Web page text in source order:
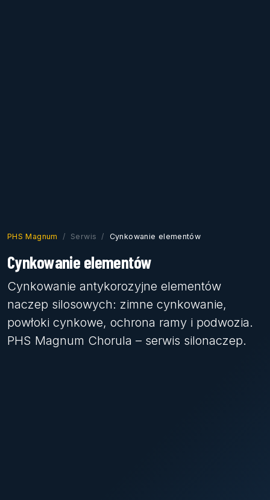
PHS Magnum Serwis Cynkowanie elementów
Cynkowanie elementów
Cynkowanie antykorozyjne elementów
naczep silosowych: zimne cynkowanie,
powłoki cynkowe, ochrona ramy i podwozia.
PHS Magnum Chorula – serwis silonaczep.